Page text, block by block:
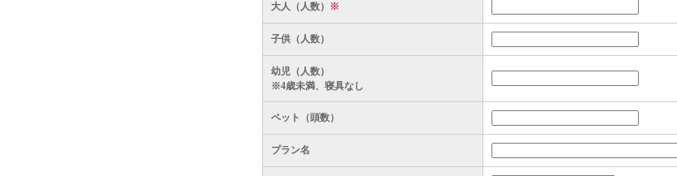
大人（人数） ※
子供（人数）
幼児（人数）
※4歳未満、寝具なし
ペット（頭数）
プラン名